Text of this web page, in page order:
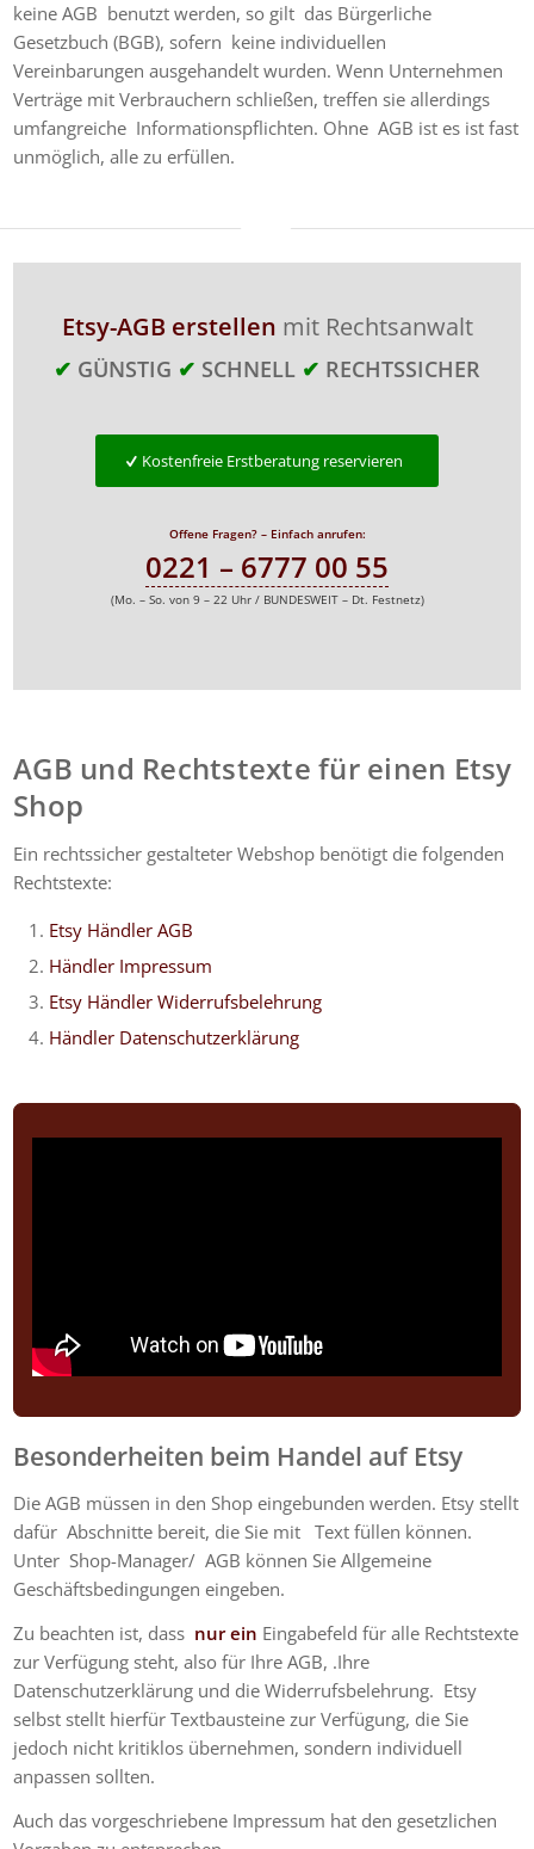
keine AGB benutzt werden, so gilt das Bürgerliche
Gesetzbuch (BGB), sofern keine individuellen
Vereinbarungen ausgehandelt wurden. Wenn Unternehmen
Verträge mit Verbrauchern schließen, treffen sie allerdings
umfangreiche Informationspflichten. Ohne AGB ist es ist fast
unmöglich, alle zu erfüllen.
Etsy-AGB erstellen mit Rechtsanwalt
✔ GÜNSTIG ✔ SCHNELL ✔ RECHTSSICHER
Kostenfreie Erstberatung reservieren
Offene Fragen? – Einfach anrufen:
0221 – 6777 00 55
(Mo. – So. von 9 – 22 Uhr / BUNDESWEIT – Dt. Festnetz)
AGB und Rechtstexte für einen Etsy
Shop
Ein rechtssicher gestalteter Webshop benötigt die folgenden
Rechtstexte:
Etsy Händler AGB
Händler Impressum
Etsy Händler Widerrufsbelehrung
Händler Datenschutzerklärung
Besonderheiten beim Handel auf Etsy
Die AGB müssen in den Shop eingebunden werden. Etsy stellt
dafür Abschnitte bereit, die Sie mit Text füllen können.
UnterShop-Manager/ AGB können Sie Allgemeine
Geschäftsbedingungen eingeben.
Zu beachten ist, dass nur ein Eingabefeld für alle Rechtstexte
zur Verfügung steht, also für Ihre AGB, .Ihre
Datenschutzerklärung und die Widerrufsbelehrung. Etsy
selbst stellt hierfür Textbausteine zur Verfügung, die Sie
jedoch nicht kritiklos übernehmen, sondern individuell
anpassen sollten.
Auch das vorgeschriebene Impressum hat den gesetzlichen